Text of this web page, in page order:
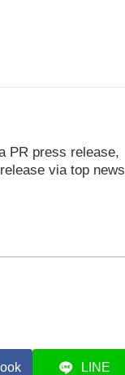
PR press release,
via top news
LINE